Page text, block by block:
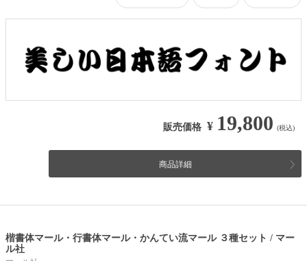
販売価格 ¥ 19,800 (税込)
商品詳細
楷書体マール・行書体マール・かんてい流マール ３種セット / マー
ル社